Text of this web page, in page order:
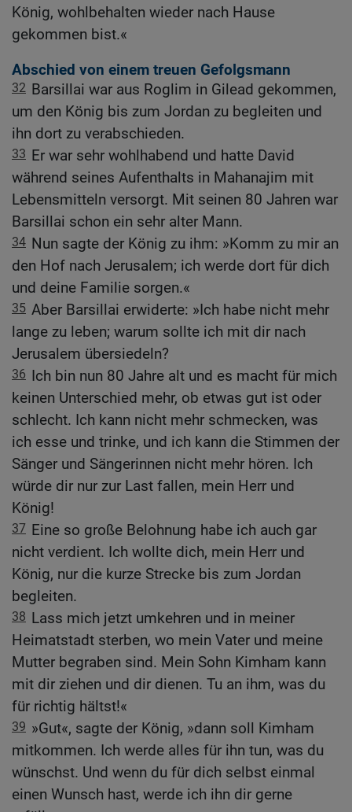
König, wohlbehalten wieder nach Hause
gekommen bist.«
Abschied von einem treuen Gefolgsmann
32 Barsillai war aus Roglim in Gilead gekommen,
um den König bis zum Jordan zu begleiten und
ihn dort zu verabschieden.
33 Er war sehr wohlhabend und hatte David
während seines Aufenthalts in Mahanajim mit
Lebensmitteln versorgt. Mit seinen 80 Jahren war
Barsillai schon ein sehr alter Mann.
34 Nun sagte der König zu ihm: »Komm zu mir an
den Hof nach Jerusalem; ich werde dort für dich
und deine Familie sorgen.«
35 Aber Barsillai erwiderte: »Ich habe nicht mehr
lange zu leben; warum sollte ich mit dir nach
Jerusalem übersiedeln?
36 Ich bin nun 80 Jahre alt und es macht für mich
keinen Unterschied mehr, ob etwas gut ist oder
schlecht. Ich kann nicht mehr schmecken, was
ich esse und trinke, und ich kann die Stimmen der
Sänger und Sängerinnen nicht mehr hören. Ich
würde dir nur zur Last fallen, mein Herr und
König!
37 Eine so große Belohnung habe ich auch gar
nicht verdient. Ich wollte dich, mein Herr und
König, nur die kurze Strecke bis zum Jordan
begleiten.
38 Lass mich jetzt umkehren und in meiner
Heimatstadt sterben, wo mein Vater und meine
Mutter begraben sind. Mein Sohn Kimham kann
mit dir ziehen und dir dienen. Tu an ihm, was du
für richtig hältst!«
39 »Gut«, sagte der König, »dann soll Kimham
mitkommen. Ich werde alles für ihn tun, was du
wünschst. Und wenn du für dich selbst einmal
einen Wunsch hast, werde ich ihn dir gerne